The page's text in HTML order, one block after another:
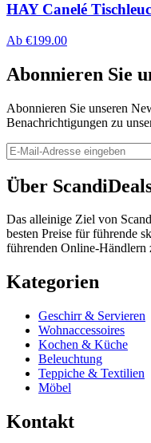
HAY Canelé
Ab €199.00
Abonnieren Sie
Abonnieren Sie unseren
Benachrichtigungen zu
Über
Das alleinige Ziel von
besten Preise für führende
führenden Online-Händlern
Kategorien
Geschirr & Servieren
Wohnaccessoires
Kochen & Küche
Beleuchtung
Teppiche & Textilien
Möbel
Kontakt